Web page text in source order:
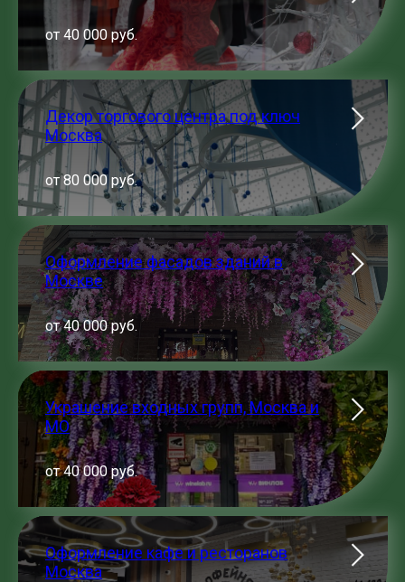
от 40 000 руб.
Декор торгового центра под ключ
Москва
от 80 000 руб.
Оформление фасадов зданий в
Москве
от 40 000 руб.
Украшение входных групп, Москва и
МО
от 40 000 руб.
Оформление кафе и ресторанов
Москва